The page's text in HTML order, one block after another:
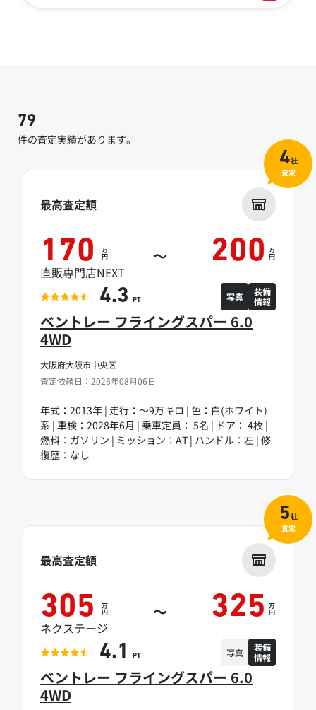
79
件の査定実績があります。
大阪府大阪市中央区
査定依頼日：2026年08月06日
ベントレー フライングスパー 6.0
4WD
年式：2013年 | 走行：～9万キロ | 色：白(ホワイト)
系 | 車検：2028年6月 | 乗車定員： 5名 | ドア： 4枚 |
燃料：ガソリン | ミッション：AT | ハンドル：左 | 修
復歴：なし
最高査定額
170 万
円 ～ 200 万
円
直販専門店NEXT
4.3 PT 写真
装備
情報
4社
査定
ベントレー フライングスパー 6.0
4WD
最高査定額
305 万
円 ～ 325 万
円
ネクステージ
4.1 PT 写真
装備
情報
5社
査定